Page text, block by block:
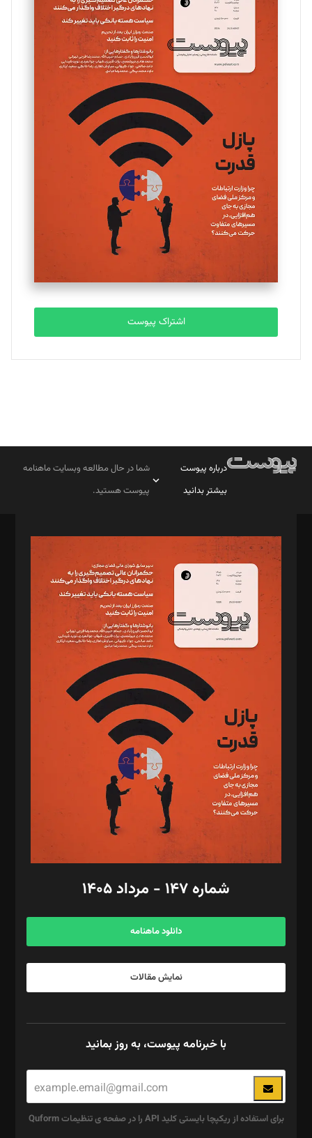
اشتراک پیوست
درباره پیوست
بیشتر بدانید
شما در حال مطالعه وبسایت ماهنامه
پیوست هستید.
مدیر مسئول: محمدباقر اثنی‌عشری
سردبیر: مهرک محمودی
دبیر تحریریه: میثم قاسمی
د‌بیر ناداستان: سمانه سمیع
د‌بیر خدمت و تجارت: ابوالفضل رجبی
د‌بیر حقوق فناوری: حسام‌الدین ایپکچی
د‌بیر پیوست جهان: مینا پاکدل
د‌بیر تحریریه آنلاین: بابک نقاش
تحریریه‌: مجتبی محمود‌ی، آرش برهمند، یسنا امان‌پور، سروش کرمیان،
مصطفی مسجدی آرانی، ابوالفضل رجبی، زهرا فکرانه، فائزه فتحی
رستمی،مصطفی باستان
ویرایش: نگار استاد‌‌آقا
طراح یونیفرم: مجید توکلی
فیلمبرداری و عکاسی: امیر شفیعی، مانی لطفی زاده
گرافیک و صفحه‌آرایی: سید‌سبحان‌علی ثابت
مد‌یر توسعه تجاری: کامبیز برید‌
امور مالی: شاپور رهبری، محمد‌ کاظمی‌نیا
آگهی و مشترکین: ۰۹۱۹۹۹۹۰۴۵۴
شماره ۱۴۷ - مرداد ۱۴۰۵
دانلود ماهنامه
نمایش مقالات
با خبرنامه پیوست، به روز بمانید
برای استفاده از ریکپچا بایستی کلید API را در صفحه ی تنظیمات Quform